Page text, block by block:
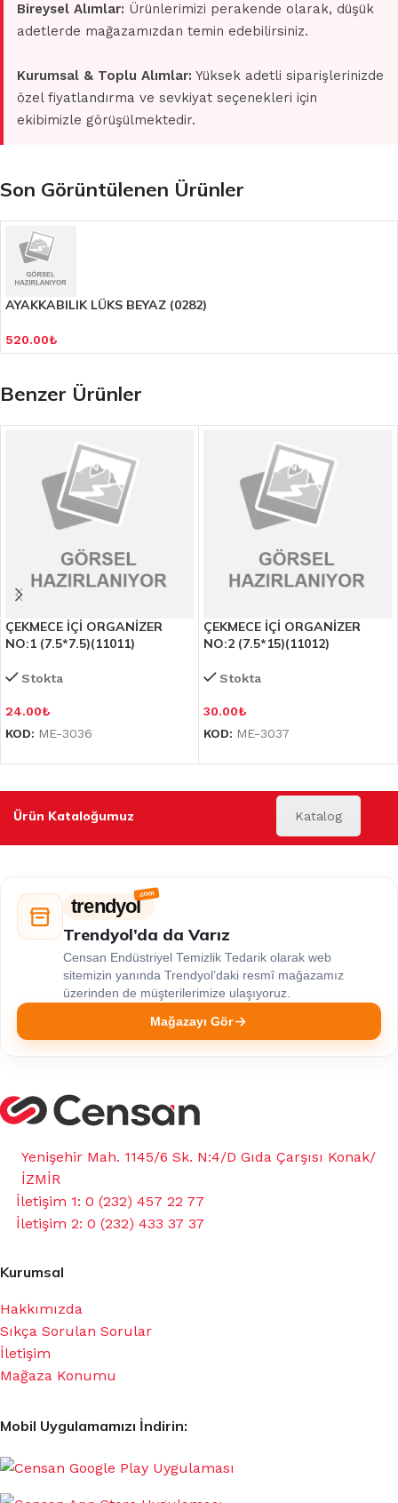
Bireysel Alımlar: Ürünlerimizi perakende olarak, düşük
adetlerde mağazamızdan temin edebilirsiniz.
Kurumsal & Toplu Alımlar: Yüksek adetli siparişlerinizde
özel fiyatlandırma ve sevkiyat seçenekleri için
ekibimizle görüşülmektedir.
Son Görüntülenen Ürünler
AYAKKABILIK LÜKS BEYAZ (0282)
520.00₺
Benzer Ürünler
ÇEKMECE İÇİ ORGANİZER
NO:1 (7.5*7.5)(11011)
Stokta
24.00₺
KOD: ME-3036
ÇEKMECE İÇİ ORGANİZER
NO:2 (7.5*15)(11012)
Stokta
30.00₺
KOD: ME-3037
Ürün Kataloğumuz Katalog
trendyol
Trendyol’da da Varız
Censan Endüstriyel Temizlik Tedarik olarak web
sitemizin yanında Trendyol’daki resmî mağazamız
üzerinden de müşterilerimize ulaşıyoruz.
Mağazayı Gör
Yenişehir Mah. 1145/6 Sk. N:4/D Gıda Çarşısı Konak/
İZMİR
İletişim 1: 0 (232) 457 22 77
İletişim 2: 0 (232) 433 37 37
Kurumsal
Hakkımızda
Sıkça Sorulan Sorular
İletişim
Mağaza Konumu
Mobil Uygulamamızı İndirin: